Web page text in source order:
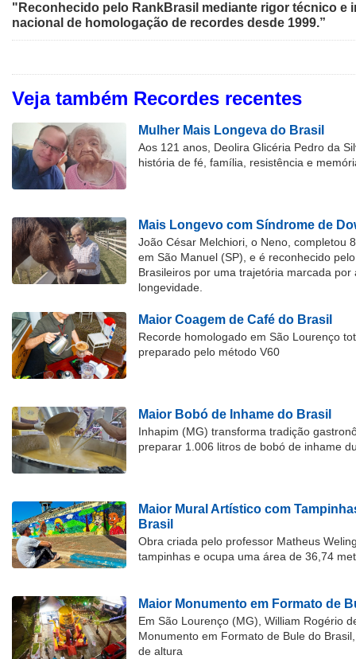
"Reconhecido pelo RankBrasil mediante rigor técnico e
nacional de homologação de recordes desde 1999.”
Veja também Recordes recentes
Mulher Mais Longeva do Brasil
Aos 121 anos, Deolira Glicéria Pedro da
história de fé, família, resistência e
Mais Longevo com Síndrome de
João César Melchiori, o Neno, completou
em São Manuel (SP), e é reconhecido
Brasileiros por uma trajetória marcada por
longevidade.
Maior Coagem de Café do Brasil
Recorde homologado em São Lourenço
preparado pelo método V60
Maior Bobó de Inhame do Brasil
Inhapim (MG) transforma tradição
preparar 1.006 litros de bobó de inhame
Maior Mural Artístico com
Brasil
Obra criada pelo professor Matheus
tampinhas e ocupa uma área de 36,74
Maior Monumento em Formato de
Em São Lourenço (MG), William Rogério
Monumento em Formato de Bule do
de altura